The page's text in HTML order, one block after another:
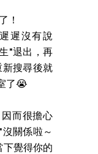
！
遲沒有說
"退出，再
搜尋後就
了😭
而很擔心
關係啦～
覺得你的